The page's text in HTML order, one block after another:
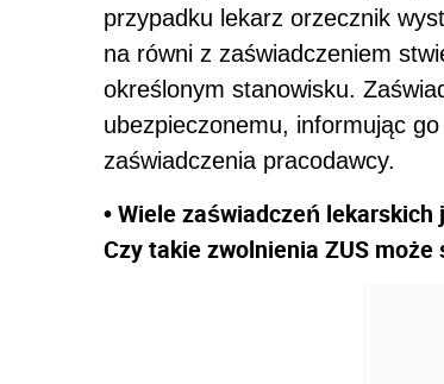
przypadku lekarz orzecznik
na równi z zaświadczeniem
określonym stanowisku.
ubezpieczonemu, informując
zaświadczenia pracodawcy.
• Wiele zaświadczeń
Czy takie zwolnienia ZUS